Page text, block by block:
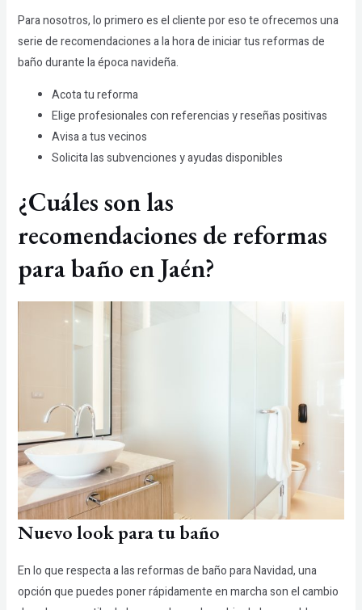
Para nosotros, lo primero es el cliente por eso te ofrecemos una
serie de recomendaciones a la hora de iniciar tus reformas de
baño durante la época navideña.
Acota tu reforma
Elige profesionales con referencias y reseñas positivas
Avisa a tus vecinos
Solicita las subvenciones y ayudas disponibles
¿Cuáles son las
recomendaciones de reformas
para baño en Jaén?
Nuevo look para tu baño
En lo que respecta a las reformas de baño para Navidad, una
opción que puedes poner rápidamente en marcha son el cambio